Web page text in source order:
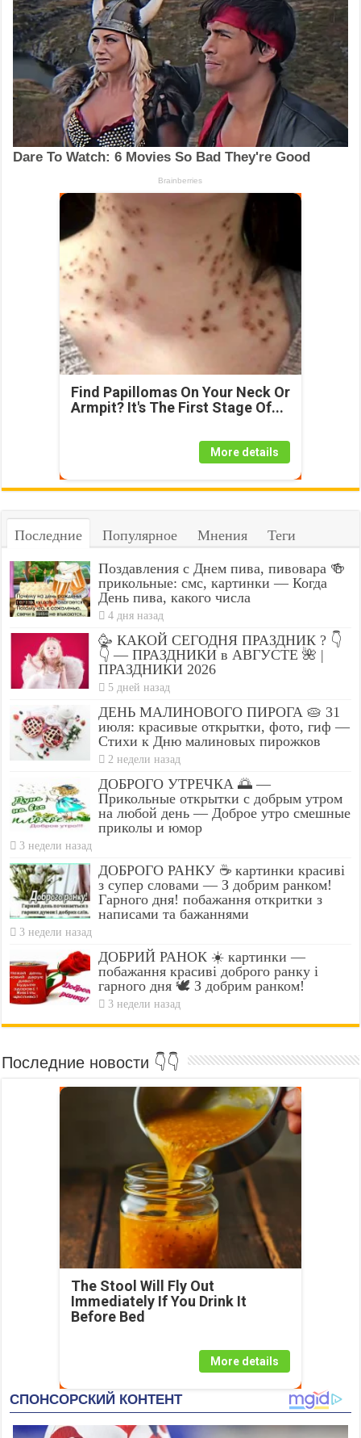
Find Papillomas On Your Neck Or
Armpit? It's The First Stage Of...
More details
Последние Популярное Мнения Теги
Поздавления с Днем пива, пивовара 🍻
прикольные: смс, картинки — Когда
День пива, какого числа
4 дня назад
🥳 КАКОЙ СЕГОДНЯ ПРАЗДНИК ? 👇
👇 — ПРАЗДНИКИ в АВГУСТЕ 🌺 |
ПРАЗДНИКИ 2026
5 дней назад
ДЕНЬ МАЛИНОВОГО ПИРОГА 🥧 31
июля: красивые открытки, фото, гиф —
Стихи к Дню малиновых пирожков
2 недели назад
ДОБРОГО УТРЕЧКА 🌅 —
Прикольные открытки с добрым утром
на любой день — Доброе утро смешные
приколы и юмор
3 недели назад
ДОБРОГО РАНКУ ☕ картинки красиві
з супер словами — З добрим ранком!
Гарного дня! побажання откритки з
написами та бажаннями
3 недели назад
ДОБРИЙ РАНОК ☀️ картинки —
побажання красиві доброго ранку і
гарного дня 🕊️ З добрим ранком!
3 недели назад
Последние новости 👇👇
The Stool Will Fly Out
Immediately If You Drink It
Before Bed
More details